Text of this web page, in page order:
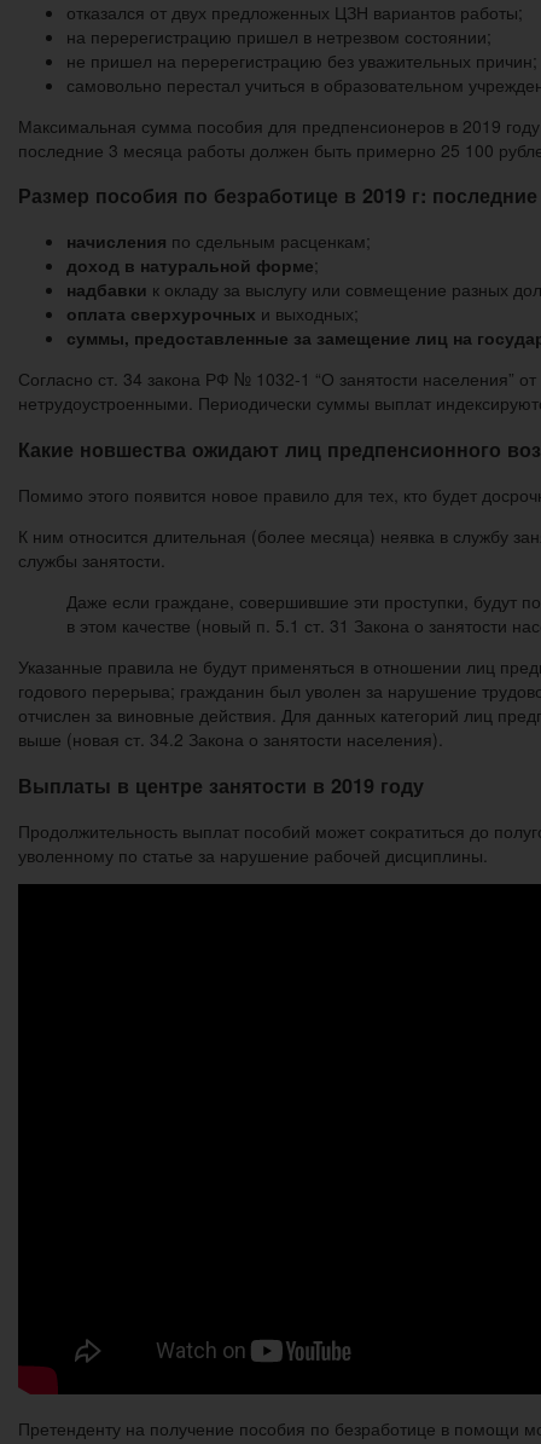
отказался от двух предложенных ЦЗН вариантов работы;
на перерегистрацию пришел в нетрезвом состоянии;
не пришел на перерегистрацию без уважительных причин;
самовольно перестал учиться в образовательном
Максимальная сумма пособия для предпенсионеров в 2019
последние 3 месяца работы должен быть примерно 25 100
Размер пособия по безработице в 2019 г:
начисления по сдельным расценкам;
доход в натуральной форме;
надбавки к окладу за выслугу или совмещение разных
оплата сверхурочных и выходных;
суммы, предоставленные за замещение лиц на
Согласно ст. 34 закона РФ № 1032-1 “О занятости населения”
нетрудоустроенными. Периодически суммы выплат
Какие новшества ожидают лиц предпенсионного
Помимо этого появится новое правило для тех, кто будет
К ним относится длительная (более месяца) неявка в службу
службы занятости.
Даже если граждане, совершившие эти проступки, будут
в этом качестве (новый п. 5.1 ст. 31 Закона о занятости
Указанные правила не будут применяться в отношении лиц
годового перерыва; гражданин был уволен за нарушение
отчислен за виновные действия. Для данных категорий лиц
выше (новая ст. 34.2 Закона о занятости населения).
Выплаты в центре занятости в 2019 году
Продолжительность выплат пособий может сократиться до
уволенному по статье за нарушение рабочей дисциплины.
Претенденту на получение пособия по безработице в помощи